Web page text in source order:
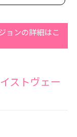
ョンの詳細はこ
ストヴェー